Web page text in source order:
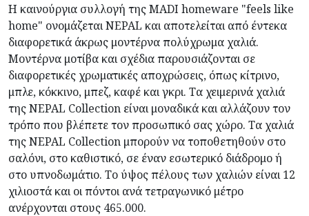
Η καινούργια συλλογή της MADI homeware "feels like
home" ονομάζεται NEPAL και αποτελείται από έντεκα
διαφορετικά άκρως μοντέρνα πολύχρωμα χαλιά.
Μοντέρνα μοτίβα και σχέδιαπαρουσιάζονταισε
διαφορετικές χρωματικές αποχρώσεις, όπως κίτρινο,
μπλε, κόκκινο, μπεζ, καφέ και γκρι. Τα χειμερινά χαλιά
της NEPAL Collection είναι μοναδικά καιαλλάζουντον
τρόπο που βλέπετε τον προσωπικό σας χώρο. Τα χαλιά
της NEPAL Collection μπορούν να τοποθετηθούν στο
σαλόνι, στο καθιστικό, σε έναν εσωτερικό διάδρομο ή
στο υπνοδωμάτιο. Το ύψος πέλους των χαλιών είναι 12
χιλιοστά και οι πόντοι ανά τετραγωνικό μέτρο
ανέρχονται στους 465.000.